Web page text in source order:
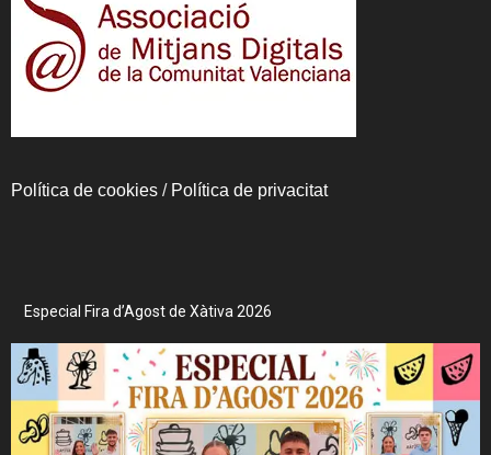
Política de cookies / Política de privacitat
Especial Fira d’Agost de Xàtiva 2026